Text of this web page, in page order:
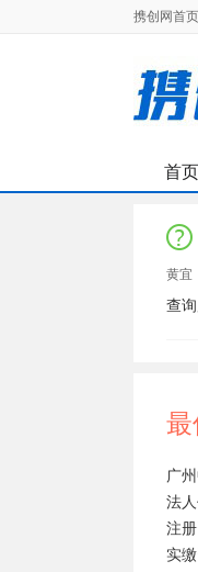
携创网首页
首页
黄宜
查
最
广
法
注册资本：
实缴